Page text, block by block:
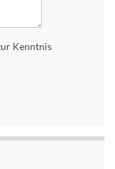
Kenntnis